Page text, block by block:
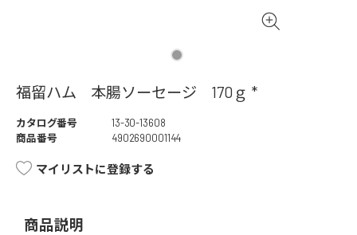
福留ハム 本腸ソーセージ 170ｇ *
カタログ番号
13-30-13608
商品番号
4902690001144
マイリストに登録する
商品説明